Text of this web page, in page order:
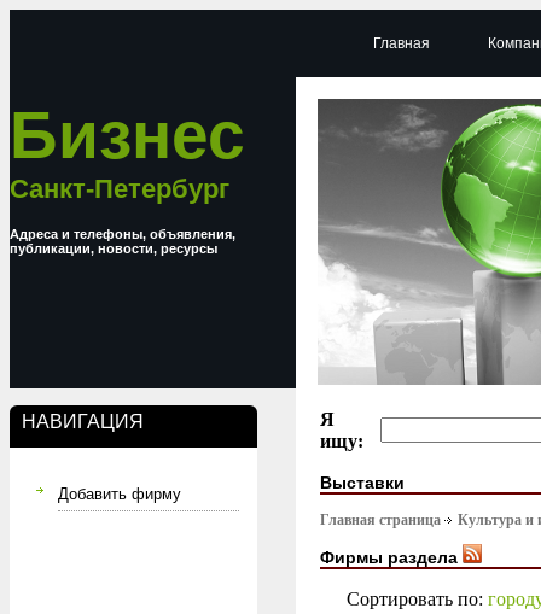
Бизнес
Санкт-Петербург
Адреса и телефоны, объявления,
публикации, новости, ресурсы
НАВИГАЦИЯ
Добавить фирму
Главная
Я
ищу:
Выставки
Главная страница Культура и
Фирмы раздела
Сортировать по: